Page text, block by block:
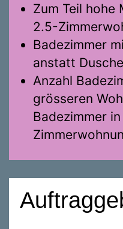
Zum Teil hohe
2.5-
Badezimmer
anstatt Dusche
Anzahl
grösseren
Badezimmer